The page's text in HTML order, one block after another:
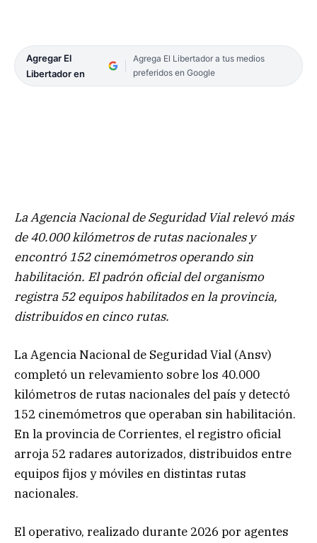
Agregar El
Libertador en
Agrega El Libertador a tus medios
preferidos en Google
La Agencia Nacional de Seguridad Vial relevó más
de 40.000 kilómetros de rutas nacionales y
encontró 152 cinemómetros operando sin
habilitación. El padrón oficial del organismo
registra 52 equipos habilitados en la provincia,
distribuidos en cinco rutas.
La Agencia Nacional de Seguridad Vial (Ansv)
completó un relevamiento sobre los 40.000
kilómetros de rutas nacionales del país y detectó
152 cinemómetros que operaban sin habilitación.
En la provincia de Corrientes, el registro oficial
arroja 52 radares autorizados, distribuidos entre
equipos fijos y móviles en distintas rutas
nacionales.
El operativo, realizado durante 2026 por agentes